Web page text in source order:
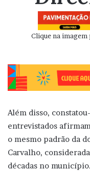
Clique na
Além disso,
entrevistados
o mesmo padrão da
Carvalho,
décadas no município.